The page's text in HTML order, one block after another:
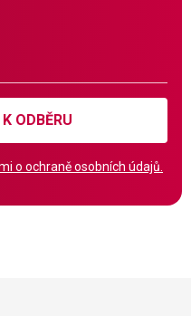
ODBĚRU
o ochraně osobních údajů.